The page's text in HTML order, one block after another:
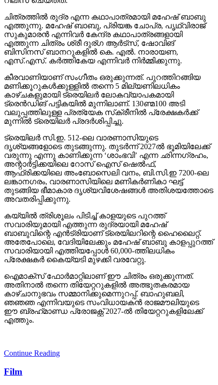
ചിത്രത്തില്‍ രുദ്ര എന്ന കഥാപാത്രമായി മഹേഷ് ബാബു
എത്തുന്നു. മഹേഷ് ബാബു, പ്രിയങ്ക ചോപ്ര, പൃഥ്വിരാജ്
സുകുമാരന്‍ എന്നിവര്‍ കേന്ദ്ര കഥാപാത്രങ്ങളായി
എത്തുന്ന ചിത്രം ശ്രീ ദുര്ഗ ആര്‍ട്‌സ്, ഷോവിങ്
ബിസിനസ് ബാനറുകളില്‍ കെ. എല്‍. നാരായണ,
എസ്.എസ്. കര്‍ത്തികേയ എന്നിവര്‍ നിര്‍മ്മിക്കുന്നു.
കീരവാണിയാണ് സംഗീതം ഒരുക്കുന്നത്. പുറത്തിറങ്ങിയ
മണിക്കൂറുകള്‍ക്കുള്ളില്‍ തന്നെ 5 മില്യണിലധികം
കാഴ്ചകളുമായി ട്രെയിലര്‍ ലോകവ്യാപകമായി
ട്രെന്‍ഡിങ് പട്ടികയില്‍ മുന്നിലാണ്. 130ണ്മ100 അടി
വലുപ്പത്തിലുള്ള പ്രത്യേക സ്‌ക്രീനില്‍ പ്രേക്ഷകര്‍ക്ക്
മുന്നില്‍ ട്രെയിലര്‍ പ്രദര്‍ശിപ്പിച്ചു.
ട്രെയിലര്‍ സി.ഇ. 512-ലെ വാരണാസിയുടെ
ദൃശ്യങ്ങളോടെ തുടങ്ങുന്നു. തുടര്‍ന്ന് 2027ല്‍ ഭൂമിയിലേക്ക്
വരുന്നു എന്നു കാണിക്കുന്ന ‘ശാംഭവി’ എന്ന ഛിന്നഗ്രഹം,
അന്റാര്‍ട്ടിക്കയിലെ റോസ് ഐസ് ഷെല്‍ഫ്,
ആഫ്രിക്കയിലെ അംബോസെലി വനം, ബി.സി.ഇ 7200-ലെ
ലങ്കാനഗരം, വാരണാസിയിലെ മണികര്‍ണികാ ഘട്ട്
തുടങ്ങിയ ഭീമാകാര ദൃശ്യവിശേഷങ്ങള്‍ അതിശയത്തോടെ
അവതരിപ്പിക്കുന്നു.
കയ്യില്‍ ത്രിശൂലം പിടിച്ച് കാളയുടെ പുറത്ത്
സവാരിയുമായി എത്തുന്ന രുദ്രയായി മഹേഷ്
ബാബുവിന്റെ എന്‍ട്രിയാണ് ട്രെയിലറിന്റെ ഹൈലൈറ്റ്.
അതേപോലെ, വേദിയിലേക്കും മഹേഷ് ബാബു കാളപ്പുറത്ത്
സവാരിയായി എത്തിയപ്പോള്‍ 60,000-ത്തിലധികം
പ്രേക്ഷകര്‍ കൈയ്യടി മുഴക്കി വരവേറ്റു.
ഐമാക്‌സ് ഫോര്‍മാറ്റിലാണ് ഈ ചിത്രം ഒരുക്കുന്നത്.
അതിനാല്‍ തന്നെ തിയേറ്ററുകളില്‍ അത്ഭുതകരമായ
കാഴ്ചാനുഭവം സമ്മാനിക്കുമെന്നുറപ്പ്. ബാഹുബലി,
ഞഞഞ എന്നിവയുടെ സംവിധായകന്‍ രാജമൗലിയുടെ
ഈ ബ്രഹ്‌മാണ്ഡ പ്രോജക്റ്റ് 2027-ല്‍ തിയേറ്ററുകളിലേക്ക്
എത്തും.
Continue Reading
Film